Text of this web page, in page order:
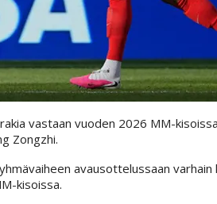
vastaan vuoden 2026 MM-
Zongzhi.
avausottelussaan varhain
kisoissa.